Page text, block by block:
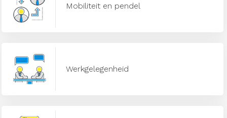
Mobiliteit en pendel
Werkgelegenheid